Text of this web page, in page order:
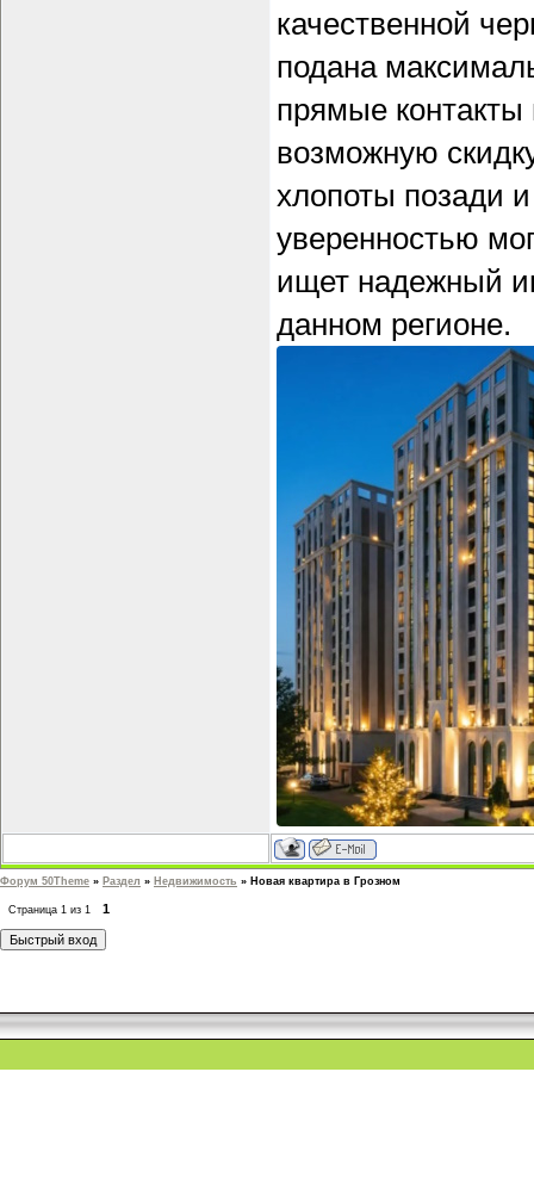
качественной
подана
прямые контакты
возможную
хлопоты позади
уверенностью
ищет надежный
данном регионе.
Форум 50Theme » Раздел » Недвижимость » Новая квартира в Грозном
Страница 1 из 1 1